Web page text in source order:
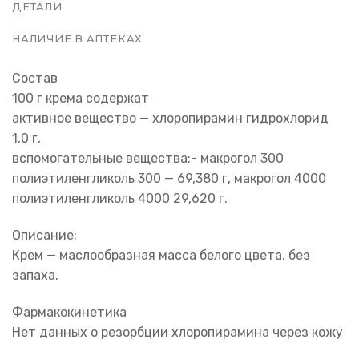
ДЕТАЛИ
НАЛИЧИЕ В АПТЕКАХ
Состав
100 г крема содержат
активное вещество — хлоропирамин гидрохлорид
1,0 г,
вспомогательные вещества:- макрогол 300
полиэтиленгликоль 300 — 69,380 г, макрогол 4000
полиэтиленгликоль 4000 29,620 г.
Описание:
Крем — маслообразная масса белого цвета, без
запаха.
Фармакокинетика
Нет данных о резорбции хлоропирамина через кожу